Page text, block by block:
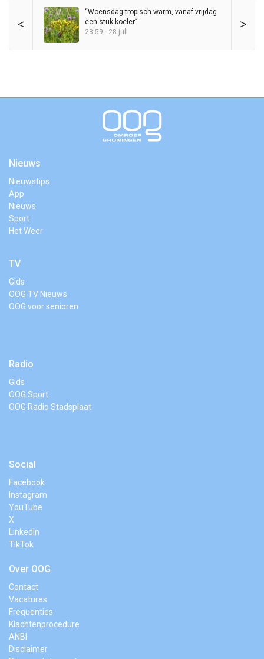
< >
“Woensdag tropisch warm, vanaf vrijdag
een stuk koeler”
23:59 - 28 juli
Nieuws
Nieuwstips
App
Nieuws
Sport
Het Weer
TV
Gids
OOG TV Nieuws
OOG voor senioren
Radio
Gids
OOG Sport
OOG Radio Stadsplaat
Social
Facebook
Instagram
YouTube
X
LinkedIn
TikTok
Over OOG
Contact
Vacatures
Frequenties
Klachtenprocedure
ANBI
Disclaimer